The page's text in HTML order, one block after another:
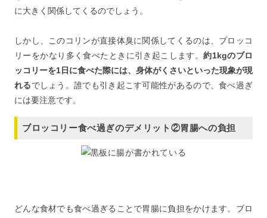
に大きく関係してくるのでしょう。
しかし、このコリンが直接体臭に関係してくるのは、ブロッコ
リーをかなり多く食べたときに引き起こします。約1kgのブロ
ッコリーを1日に食べた際には、身体がくさいといった現象が現
れるでしょう。誰でも引き起こす可能性があるので、食べ過ぎ
には要注意です。
ブロッコリー食べ過ぎのデメリット②胃腸への負担
どんな食材でも食べ過ぎることで胃腸に負担をかけます。ブロ